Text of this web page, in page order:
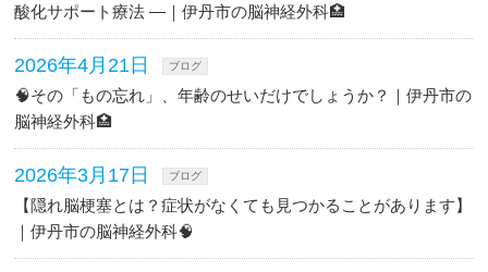
酸化サポート療法 ―｜伊丹市の脳神経外科🏥
2026年4月21日 ブログ
🧠その「もの忘れ」、年齢のせいだけでしょうか？｜伊丹市の
脳神経外科🏥
2026年3月17日 ブログ
【隠れ脳梗塞とは？症状がなくても見つかることがあります】
｜伊丹市の脳神経外科🧠